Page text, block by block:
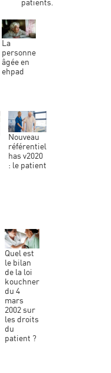
patients.
la
personne
âgée en
ehpad
nouveau
référentiel
has v2020
: le patient
quel est
le bilan
de la loi
kouchner
du 4
mars
2002 sur
les droits
du
patient ?